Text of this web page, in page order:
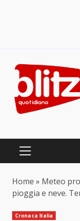
content
PRIMARY
Home » Meteo
pioggia e neve.
Cronaca Italia